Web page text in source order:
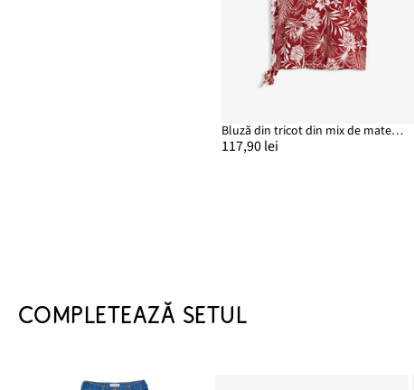
Bluză din tricot din mix de materiale
117,90 lei
COMPLETEAZĂ SETUL